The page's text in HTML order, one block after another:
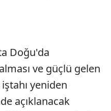
Doğu'da
ve güçlü gelen
yeniden
açıklanacak